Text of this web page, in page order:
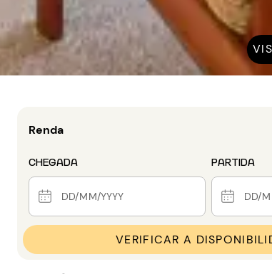
Renda
CHEGADA PARTIDA
VERIFICAR A